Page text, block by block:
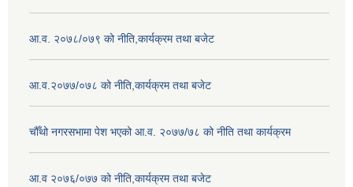
आ.व. २०७८/०७९ को नीति,कार्यक्रम तथा बजेट
आ.व.२०७७/०७८ को नीति,कार्यक्रम तथा बजेट
चौँथो नगरसभामा पेश भएको आ.व. २०७७/७८ को नीति तथा कार्यक्रम
आ.व २०७६/०७७ को नीति,कार्यक्रम तथा बजेट